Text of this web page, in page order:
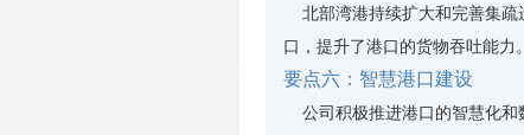
北部湾港持续扩大和完善集疏
口，提升了港口的货物吞吐能力。
要点六：智慧港口建设
公司积极推进港口的智慧化和